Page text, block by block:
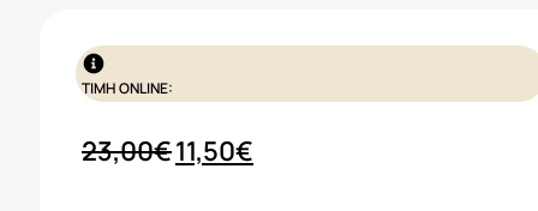
ΤΙΜΗ ONLINE:
23,00€Original
11,50€